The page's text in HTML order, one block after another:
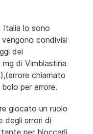
Italia lo sono
condivisi
dei
di Vimblastina
),(errore chiamato
per errore.
giocato un ruolo
degli errori di
per bloccarli,